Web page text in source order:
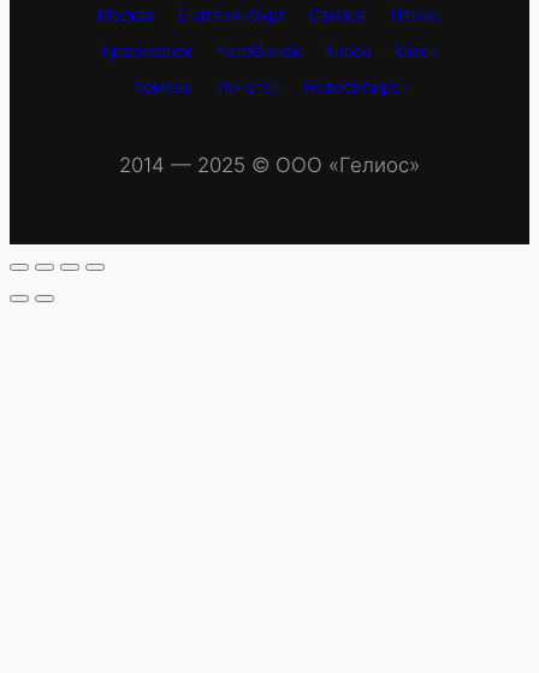
Москва Екатеринбург Самара
Пермь
Красноярск
Челябинск Киров
Омск
Тюмень
Иркутск Новосибирск
2014 — 2025 © OOO «Гелиос»